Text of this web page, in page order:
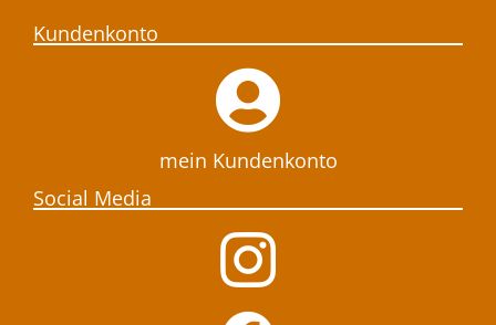
Kundenkonto
mein Kundenkonto
Social Media